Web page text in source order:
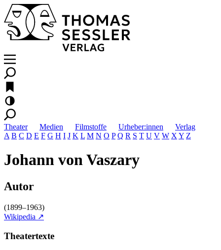
Theater Medien Filmstoffe Urheber:innen
Verlag
A B C D E F G H I J K L M N O P Q R S T U V W X Y Z
Johann von Vaszary
Autor
(1899–1963)
Wikipedia ↗
Theatertexte